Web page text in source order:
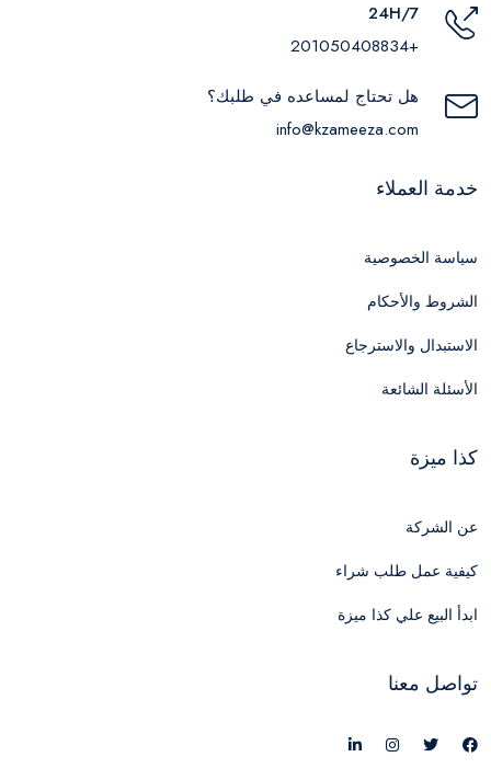
24H/7
+201050408834
هل تحتاج لمساعده في طلبك؟
info@kzameeza.com
خدمة العملاء
سياسة الخصوصية
الشروط والأحكام
الاستبدال والاسترجاع
الأسئلة الشائعة
كذا ميزة
عن الشركة
كيفية عمل طلب شراء
ابدأ البيع علي كذا ميزة
تواصل معنا